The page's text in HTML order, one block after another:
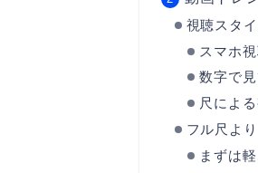
視聴スタ
スマホ
数字で
尺によ
フル尺よ
まずは